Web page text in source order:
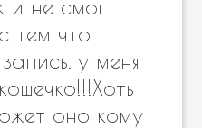
и не смог
тем что
у меня
оно кому